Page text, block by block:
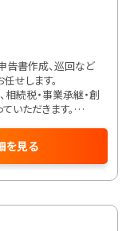
を見る
告書作成、巡回など
せします。
相続税・事業承継・創
いただきます。
トや情報発信の企
ります。